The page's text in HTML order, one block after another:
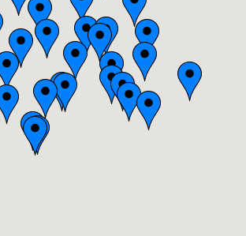
Midi-Pyrénées
Nord-Pas-de-Calais
Pays-de-la-Loire
Picardie
Poitou-Charentes
Provence-Alpes-Côte-d'Azur(paca)